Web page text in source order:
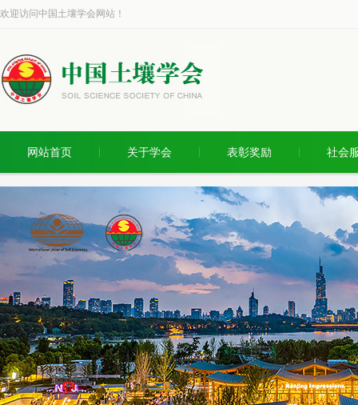
欢迎访问中国土壤学会网站！
网站首页 关于学会 表彰奖励 社会